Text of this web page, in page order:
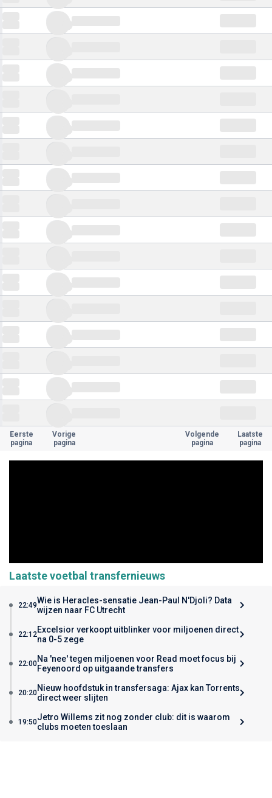
Eerste
pagina
Vorige
pagina
Volgende
pagina
Laatste
pagina
Laatste voetbal transfernieuws
22:49Wie is Heracles-sensatie Jean-Paul N'Djoli? Data
wijzen naar FC Utrecht
22:12Excelsior verkoopt uitblinker voor miljoenen direct
na 0-5 zege
22:00Na 'nee' tegen miljoenen voor Read moet focus bij
Feyenoord op uitgaande transfers
20:20Nieuw hoofdstuk in transfersaga: Ajax kan Torrents
direct weer slijten
19:50Jetro Willems zit nog zonder club: dit is waarom
clubs moeten toeslaan